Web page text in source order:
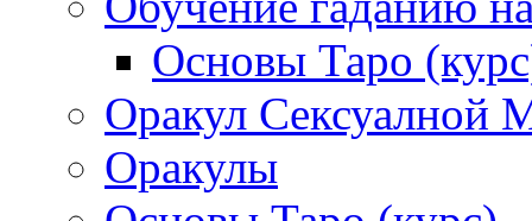
Основы Таро
Оракул Сексуалной
Оракулы